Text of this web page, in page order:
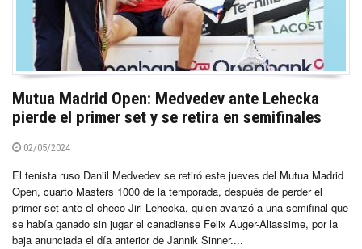
Mutua Madrid Open: Medvedev ante Lehecka
pierde el primer set y se retira en semifinales
02/05/2024
El tenista ruso Daniil Medvedev se retiró este jueves del Mutua Madrid
Open, cuarto Masters 1000 de la temporada, después de perder el
primer set ante el checo Jiri Lehecka, quien avanzó a una semifinal que
se había ganado sin jugar el canadiense Felix Auger-Aliassime, por la
baja anunciada el día anterior de Jannik Sinner....